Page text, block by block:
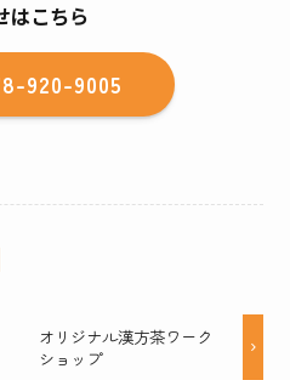
はこちら
920-9005
オリジナル漢方茶ワーク
ショップ